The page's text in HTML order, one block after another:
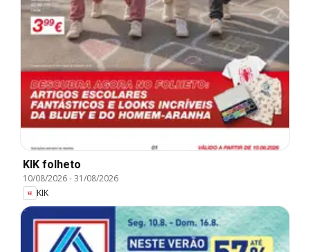
KIK folheto
10/08/2026-31/08/2026
KIK